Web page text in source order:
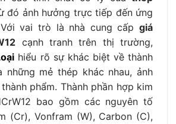
đó ảnh hưởng trực tiếp đến ứng
vai trò là nhà cung cấp giá
cạnh tranh trên thị trường,
hiểu rõ sự khác biệt về thành
những mẻ thép khác nhau, ảnh
phẩm. Thành phần hợp kim
bao gồm các nguyên tố
(Cr), Vonfram (W), Carbon (C),